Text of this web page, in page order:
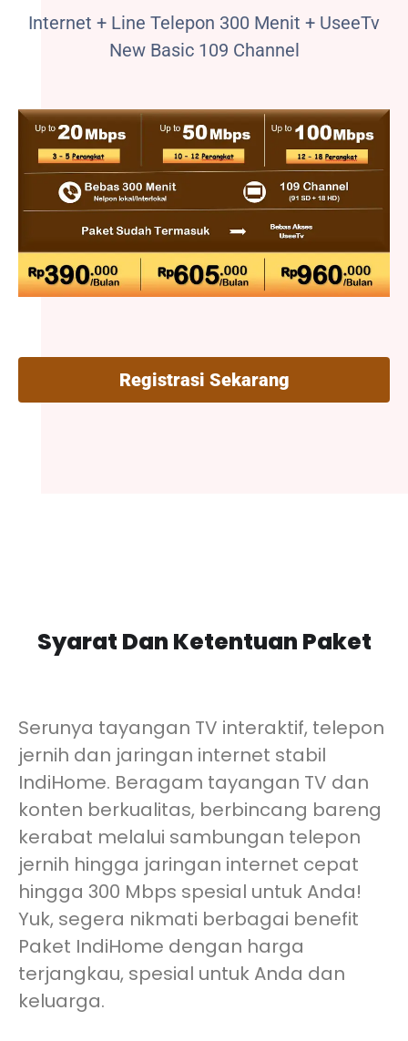
Internet + Line Telepon 300 Menit + UseeTv
New Basic 109 Channel
Registrasi Sekarang
Syarat Dan Ketentuan Paket
Serunya tayangan TV interaktif, telepon
jernih dan jaringan internet stabil
IndiHome. Beragam tayangan TV dan
konten berkualitas, berbincang bareng
kerabat melalui sambungan telepon
jernih hingga jaringan internet cepat
hingga 300 Mbps spesial untuk Anda!
Yuk, segera nikmati berbagai benefit
Paket IndiHome dengan harga
terjangkau, spesial untuk Anda dan
keluarga.